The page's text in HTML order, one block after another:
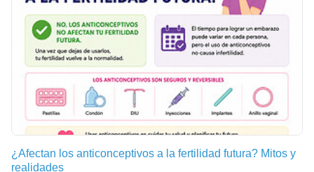
¿Afectan los anticonceptivos a la fertilidad futura? Mitos y
realidades